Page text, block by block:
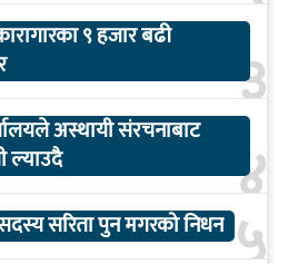
३
९ हजार बढी
४
अस्थायी संरचनाबाट
ल्याउदै
५
सरिता पुन मगरको निधन